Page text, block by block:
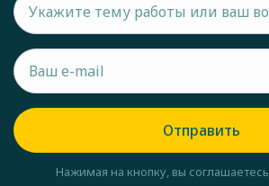
Отправить
Нажимая на кнопку, вы соглашаетесь